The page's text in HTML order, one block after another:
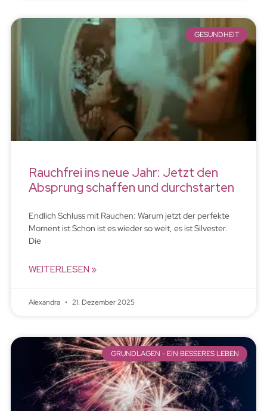
GESUNDHEIT
Rauchfrei ins neue Jahr: Jetzt den
Absprung schaffen und durchstarten
Endlich Schluss mit Rauchen: Warum jetzt der perfekte
Moment ist Schon ist es wieder so weit, es ist Silvester.
Die
WEITERLESEN »
Alexandra 21. Dezember 2025
GRUNDLAGEN - EIN BESSERES LEBEN